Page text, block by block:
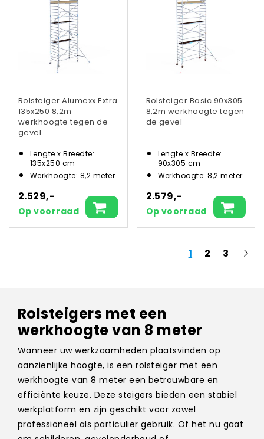
Rolsteiger Alumexx Extra
135x250 8,2m
werkhoogte tegen de
gevel
Lengte x Breedte:
135x250 cm
Werkhoogte: 8,2 meter
2.529,-
Op voorraad
Rolsteiger Basic 90x305
8,2m werkhoogte tegen
de gevel
Lengte x Breedte:
90x305 cm
Werkhoogte: 8,2 meter
2.579,-
Op voorraad
1 2 3
Rolsteigers met een
werkhoogte van 8 meter
Wanneer uw werkzaamheden plaatsvinden op
aanzienlijke hoogte, is een rolsteiger met een
werkhoogte van 8 meter een betrouwbare en
efficiënte keuze. Deze steigers bieden een stabiel
werkplatform en zijn geschikt voor zowel
professioneel als particulier gebruik. Of het nu gaat